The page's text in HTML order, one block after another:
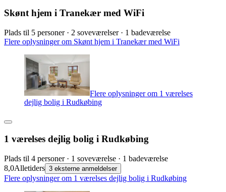
Skønt hjem i Tranekær med WiFi
Plads til 5 personer · 2 soveværelser · 1 badeværelse
Flere oplysninger om Skønt hjem i Tranekær med WiFi
Flere oplysninger om 1 værelses
dejlig bolig i Rudkøbing
1 værelses dejlig bolig i Rudkøbing
Plads til 4 personer · 1 soveværelse · 1 badeværelse
8,0Alletiders 3 eksterne anmeldelser
Flere oplysninger om 1 værelses dejlig bolig i Rudkøbing